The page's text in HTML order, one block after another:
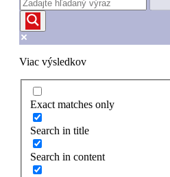
Viac výsledkov
Exact matches only
Search in title
Search in content